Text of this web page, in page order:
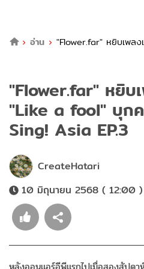
อ่าน
"Flower.far" หยิบเพล
"Flower.far" หยิบ
"Like a fool" บุกค
Sing! Asia EP.3
CreateHatari
10 มิถุนายน 2568 ( 12:00 )